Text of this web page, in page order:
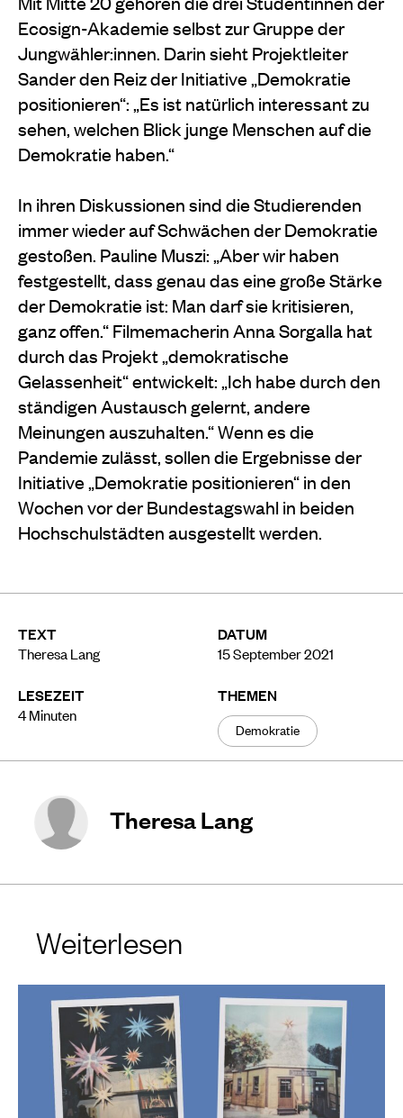
TEXT
Theresa Lang
LESEZEIT
4Minuten
DATUM
15 September 2021
THEMEN
Demokratie
Ecosign-Akademie selbst zur Gruppe der
Jungwähler:innen. Darin sieht Projektleiter
Sander den Reiz der Initiative „Demokratie
positionieren“: „Es ist natürlich interessant zu
sehen, welchen Blick junge Menschen auf die
Demokratie haben.“
In ihren Diskussionen sind die Studierenden
immer wieder auf Schwächen der Demokratie
gestoßen. Pauline Muszi: „Aber wir haben
festgestellt, dass genau das eine große Stärke
der Demokratie ist: Man darf sie kritisieren,
ganz offen.“ Filmemacherin Anna Sorgalla hat
durch das Projekt „demokratische
Gelassenheit“ entwickelt: „Ich habe durch den
ständigen Austausch gelernt, andere
Meinungen auszuhalten.“ Wenn es die
Pandemie zulässt, sollen die Ergebnisse der
Initiative „Demokratie positionieren“ in den
Wochen vor der Bundestagswahl in beiden
Hochschulstädten ausgestellt werden.
Theresa Lang
Weiterlesen